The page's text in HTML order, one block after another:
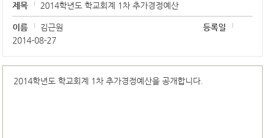
제목 2014학년도 학교회계 1차 추가경정예산
이름 김근원
등록일
2014-08-27
2014학년도 학교회계 1차 추가경정예산을 공개합니다.